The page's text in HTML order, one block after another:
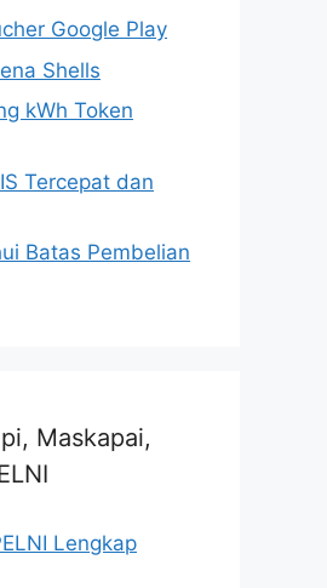
Google Play
Shells
kWh Token
Tercepat dan
Batas Pembelian
Maskapai,
Lengkap